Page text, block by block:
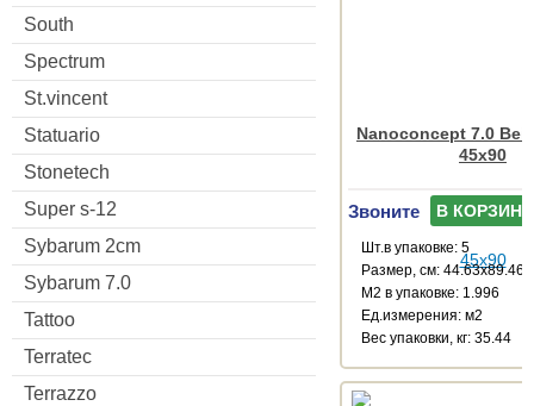
South
Spectrum
St.vincent
Statuario
Stonetech
Super s-12
Sybarum 2cm
Sybarum 7.0
Tattoo
Terratec
Terrazzo
Nanoconcept 7.0
45x90
Звоните В КОРЗИНУ
Шт.в упаковке: 5
Размер, см: 44.63x89.46
М2 в упаковке: 1.996
Ед.измерения: м2
Веc упаковки, кг: 35.44